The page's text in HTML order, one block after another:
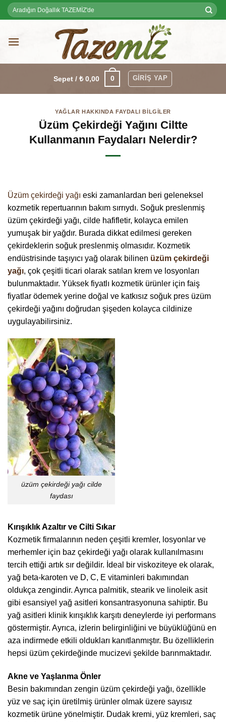
Skip
to
Ara:
Sepet / ₺0,00 0 GIRIŞ YAP
YAĞLAR HAKKINDA FAYDALI BILGILER
Üzüm Çekirdeği Yağını Ciltte
Kullanmanın Faydaları Nelerdir?
Üzüm çekirdeği yağı eski zamanlardan beri geleneksel
kozmetik repertuarının bakım sırrıydı. Soğuk preslenmiş
üzüm çekirdeği yağı, cilde hafifletir, kolayca emilen
yumuşak bir yağdır. Burada dikkat edilmesi gereken
çekirdeklerin soğuk preslenmiş olmasıdır. Kozmetik
endüstrisinde taşıyıcı yağ olarak bilinen üzüm çekirdeği
yağı, çok çeşitli ticari olarak satılan krem ​​ve losyonları
bulunmaktadır. Yüksek fiyatlı kozmetik ürünler için faiş
fiyatlar ödemek yerine doğal ve katkısız soğuk pres üzüm
çekirdeği yağını doğrudan şişeden kolayca cildinize
uygulayabilirsiniz.
üzüm çekirdeği yağı cilde
faydası
Kırışıklık Azaltır ve Cilti Sıkar
Kozmetik firmalarının neden çeşitli kremler, losyonlar ve
merhemler için baz çekirdeği yağı olarak kullanılmasını
tercih ettiği artık sır değildir. İdeal bir viskoziteye ek olarak,
yağ beta-karoten ve D, C, E vitaminleri bakımından
oldukça zengindir. Ayrıca palmitik, stearik ve linoleik asit
gibi esansiyel yağ asitleri konsantrasyonuna sahiptir. Bu
yağ asitleri klinik kırışıklık karşıtı deneylerde iyi performans
göstermiştir. Ayrıca, izlerin belirginliğini ve büyüklüğünü en
aza indirmede etkili oldukları kanıtlanmıştır. Bu özelliklerin
hepsi üzüm çekirdeğinde mucizevi şekilde barınmaktadır.
Akne ve Yaşlanma Önler
Besin bakımından zengin üzüm çekirdeği yağı, özellikle
yüz ve saç için üretilmiş ürünler olmak üzere sayısız
kozmetik ürüne yönelmiştir. Dudak kremi, yüz kremleri, saç